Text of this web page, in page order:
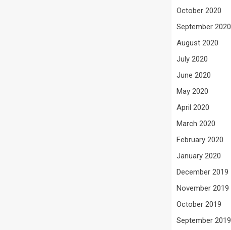
October 2020
September 2020
August 2020
July 2020
June 2020
May 2020
April 2020
March 2020
February 2020
January 2020
December 2019
November 2019
October 2019
September 2019